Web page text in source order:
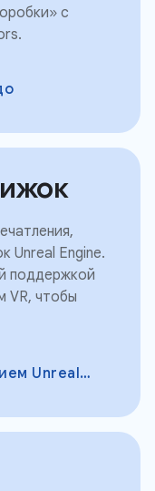
с
Unreal Engine.
поддержкой
VR, чтобы
Engine